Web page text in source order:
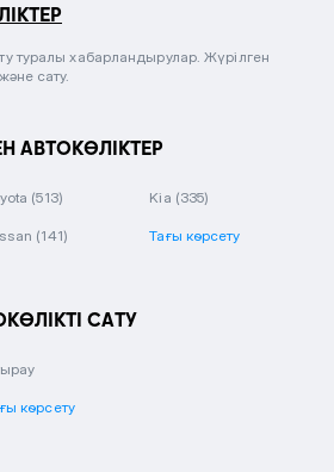
туралы хабарландырулар. Жүрілген
сату.
АВТОКӨЛІКТЕР
(513) Kia (335)
(141) Тағы көрсету
САТУ
көрсету